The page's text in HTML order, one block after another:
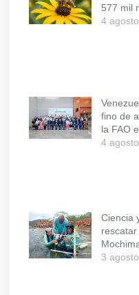
577 mil
4
fino de
la FAO
4
Ciencia
3